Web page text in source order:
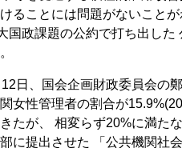
ることには問題がないこと
国政課題の公約で打ち出した
日、国会企画財政委員会の
女性管理者の割合が
たが、 相変らず20%に満た
に提出させた 「公共機関社